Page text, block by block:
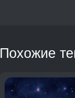
Похожие